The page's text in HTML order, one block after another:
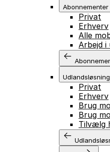
Abonnementer
Privat
Erhverv
Alle
Arbejd i
Privat
Erhverv
Brug
Brug
Tilvælg